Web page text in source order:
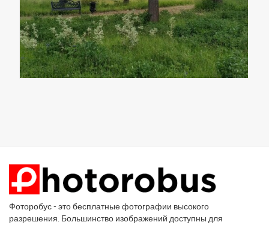
Фоторобус - это бесплатные фотографии высокого
разрешения. Большинство изображений доступны для